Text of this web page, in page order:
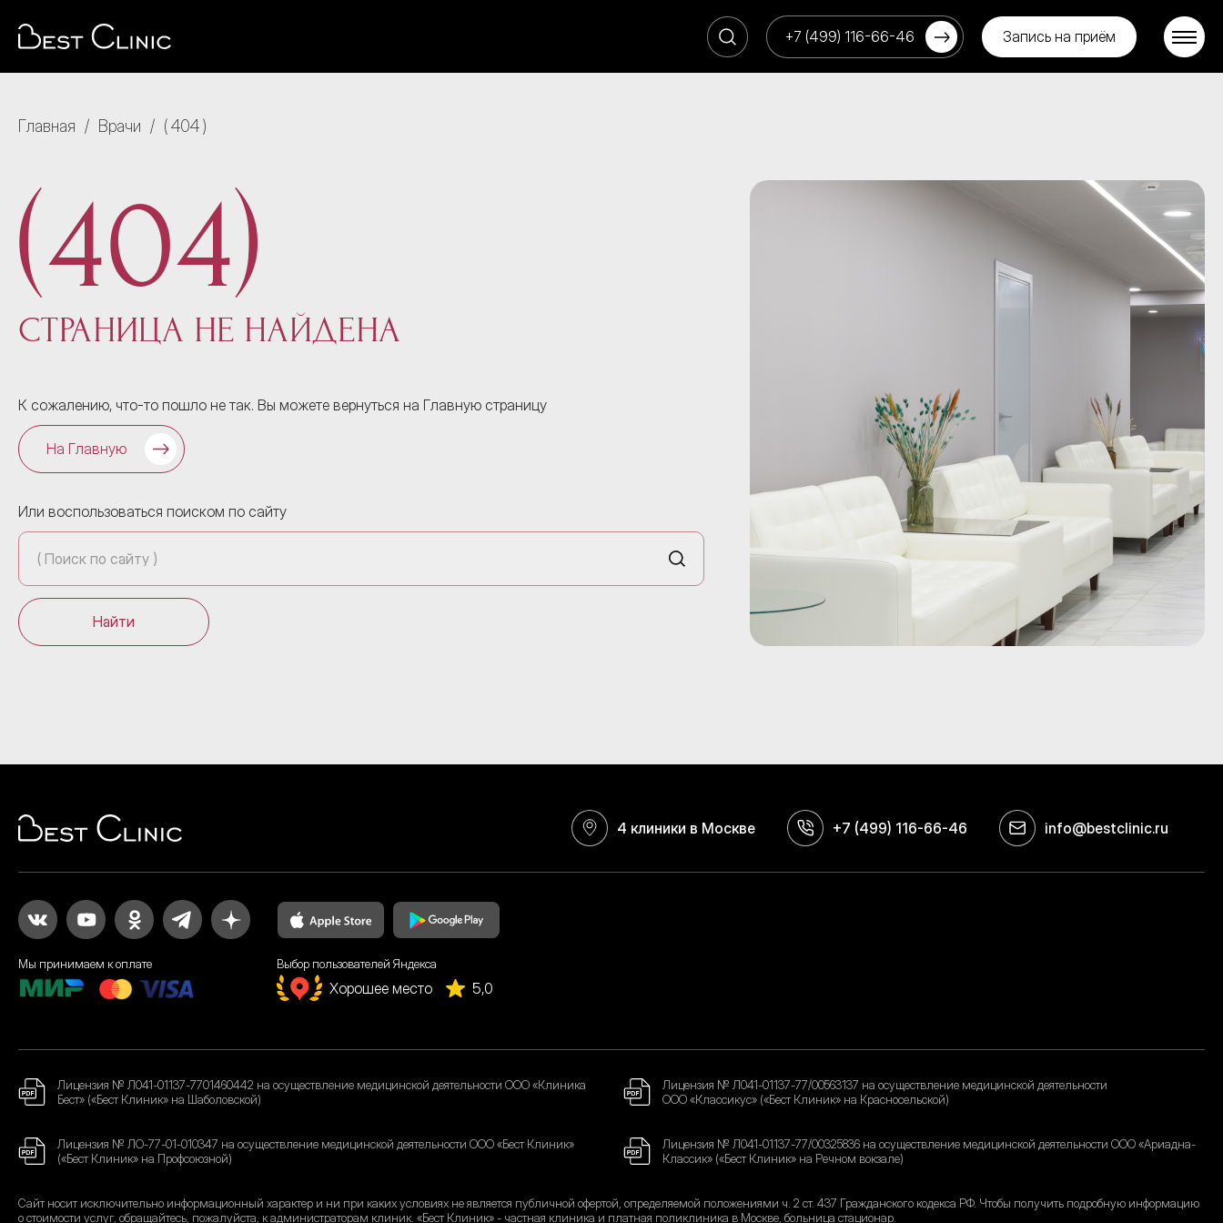
+7 (499) 116-66-46 Запись на приём
Главная / Врачи / 404
(404)
СТРАНИЦА НЕ НАЙДЕНА
К сожалению, что-то пошло не так. Вы можете вернуться на Главную страницу
На Главную
Или воспользоваться поиском по сайту
Найти
4 клиники в Москве +7 (499) 116-66-46 info@bestclinic.ru
Мы принимаем к оплате Выбор пользователей Яндекса
Хорошее место 5,0
Лицензия № Л041-01137-7701460442 на осуществление медицинской деятельности ООО «Клиника
Бест» («Бест Клиник» на Шаболовской)
Лицензия № Л041-01137-77/00563137 на осуществление медицинской деятельности
ООО «Классикус» («Бест Клиник» на Красносельской)
Лицензия № ЛО-77-01-010347 на осуществление медицинской деятельности ООО «Бест Клиник»
(«Бест Клиник» на Профсоюзной)
Лицензия № Л041-01137-77/00325836 на осуществление медицинской деятельности ООО «Ариадна-
Классик» («Бест Клиник» на Речном вокзале)
Сайт носит исключительно информационный характер и ни при каких условиях не является публичной офертой, определяемой положениями ч. 2 ст. 437 Гражданского кодекса РФ. Чтобы получить подробную информацию
о стоимости услуг, обращайтесь, пожалуйста, к администраторам клиник. «Бест Клиник» - частная клиника и платная поликлиника в Москве, больница стационар.